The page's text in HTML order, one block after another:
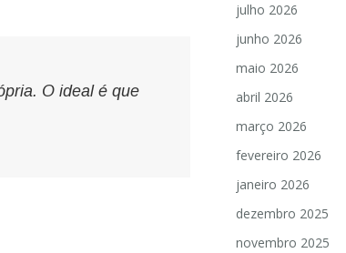
O ideal é que
julho 2026
junho 2026
maio 2026
abril 2026
março 2026
fevereiro 2026
janeiro 2026
dezembro 2025
novembro 2025